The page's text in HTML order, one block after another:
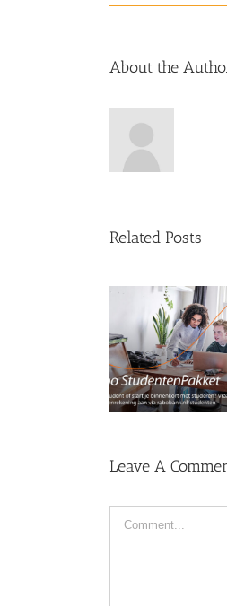
About the
Related Posts
Op zoek
Leave A